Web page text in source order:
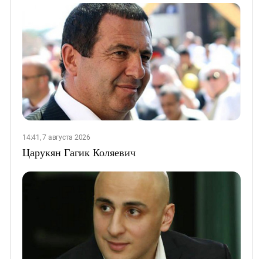
14:41, 7 августа 2026
Царукян Гагик Коляевич